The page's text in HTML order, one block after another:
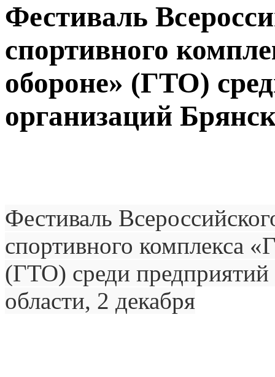
Фестиваль
спортивного
обороне» (ГТО)
организаций
Фестиваль
спортивного комплекса
(ГТО) среди предприятий
области, 2 декабря